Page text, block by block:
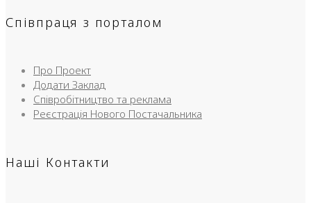
Співпраця з порталом
Про Проект
Додати Заклад
Співробітництво та реклама
Реєстрація Нового Постачальника
Наші Контакти